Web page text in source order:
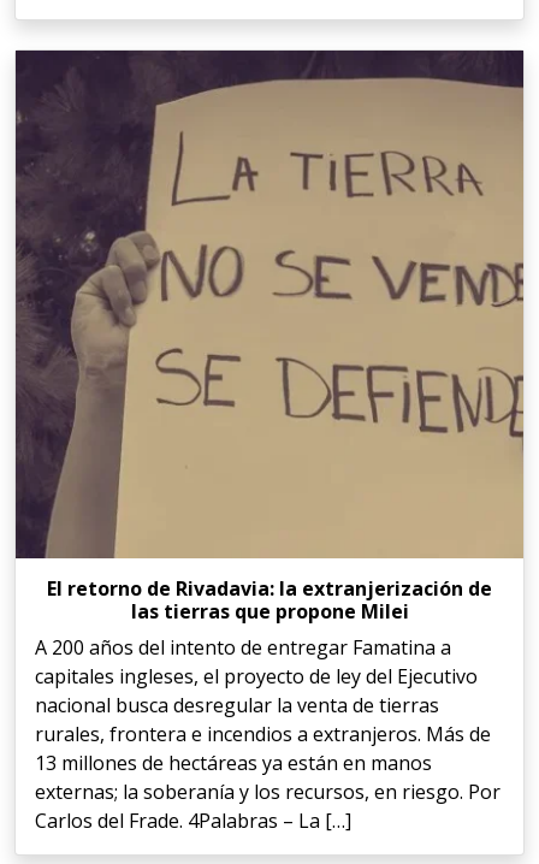
El retorno de Rivadavia: la extranjerización de
las tierras que propone Milei
A 200 años del intento de entregar Famatina a
capitales ingleses, el proyecto de ley del Ejecutivo
nacional busca desregular la venta de tierras
rurales, frontera e incendios a extranjeros. Más de
13 millones de hectáreas ya están en manos
externas; la soberanía y los recursos, en riesgo. Por
Carlos del Frade. 4Palabras – La […]